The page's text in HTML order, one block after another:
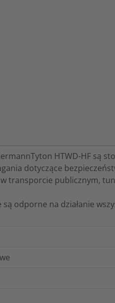
HTWD-HF są
dotyczące
transporcie publicznym,
odporne na działanie